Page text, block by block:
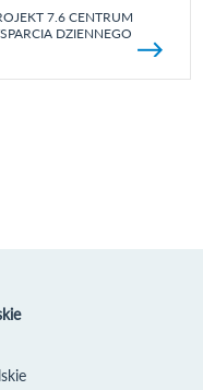
7.6 CENTRUM
DZIENNEGO